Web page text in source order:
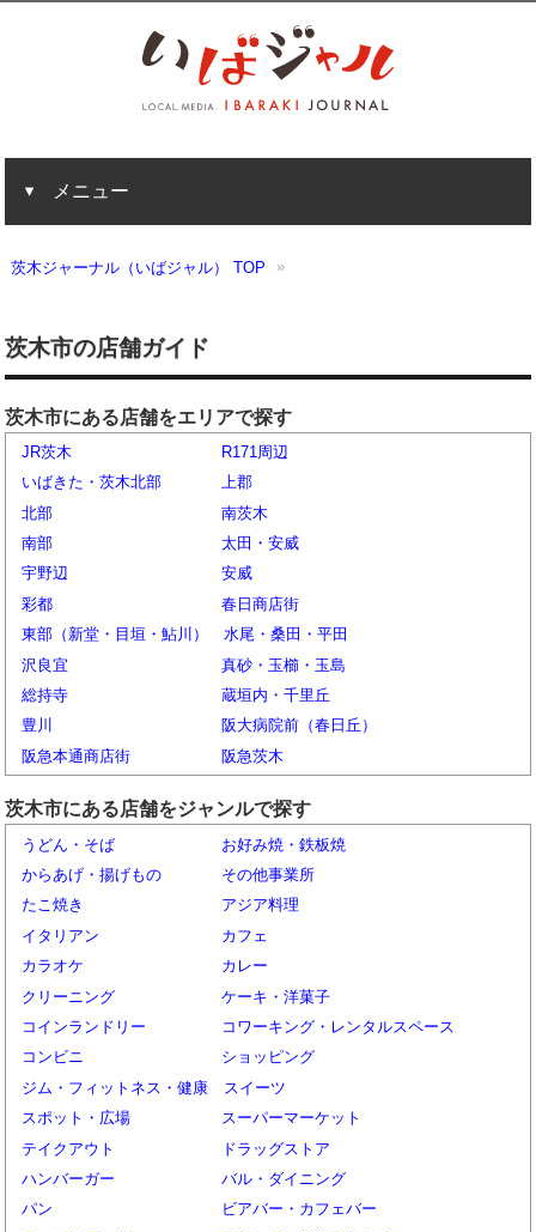
メニュー
茨木ジャーナル（いばジャル） TOP
茨木市の店舗ガイド
茨木市にある店舗をエリアで探す
JR茨木
R171周辺
いばきた・茨木北部
上郡
北部
南茨木
南部
太田・安威
宇野辺
安威
彩都
春日商店街
東部（新堂・目垣・鮎川）
水尾・桑田・平田
沢良宜
真砂・玉櫛・玉島
総持寺
蔵垣内・千里丘
豊川
阪大病院前（春日丘）
阪急本通商店街
阪急茨木
茨木市にある店舗をジャンルで探す
うどん・そば
お好み焼・鉄板焼
からあげ・揚げもの
その他事業所
たこ焼き
アジア料理
イタリアン
カフェ
カラオケ
カレー
クリーニング
ケーキ・洋菓子
コインランドリー
コワーキング・レンタルスペース
コンビニ
ショッピング
ジム・フィットネス・健康
スイーツ
スポット・広場
スーパーマーケット
テイクアウト
ドラッグストア
ハンバーガー
バル・ダイニング
パン
ビアバー・カフェバー